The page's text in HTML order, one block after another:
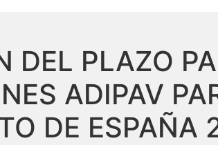
DEL PLAZO
ADIPAV
DE ESPAÑA